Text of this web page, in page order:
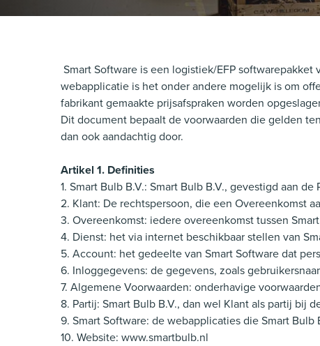
Smart Software is een logistiek/EFP
webapplicatie is het onder andere mogelijk is om
fabrikant gemaakte prijsafspraken worden
Dit document bepaalt de voorwaarden die gelden
dan ook aandachtig door.
Artikel 1. Definities
1. Smart Bulb B.V.: Smart Bulb B.V., gevestigd aan
2. Klant: De rechtspersoon, die een Overeenkomst
3. Overeenkomst: iedere overeenkomst tussen
4. Dienst: het via internet beschikbaar stellen van
5. Account: het gedeelte van Smart Software dat
6. Inloggegevens: de gegevens, zoals
7. Algemene Voorwaarden: onderhavige
8. Partij: Smart Bulb B.V., dan wel Klant als partij bij
9. Smart Software: de webapplicaties die Smart
10. Website: www.smartbulb.nl